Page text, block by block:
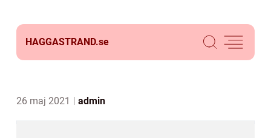
HAGGASTRAND.se
26 maj 2021 admin